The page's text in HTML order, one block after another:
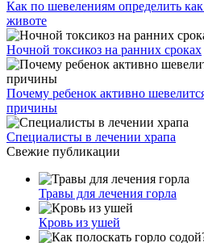
Как по шевелениям определить
животе
Ночной токсикоз на ранних сроках
Почему ребенок активно
причины
Специалисты в лечении храпа
Свежие публикации
Травы для лечения горла
Кровь из ушей